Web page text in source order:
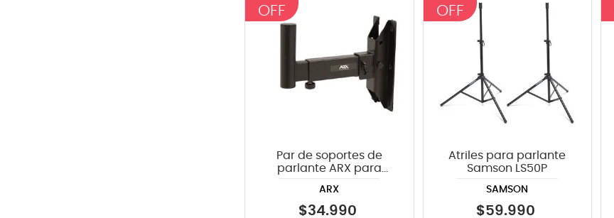
Par de soportes de
parlante ARX para
ARX
$34.990
Atriles para parlante
Samson LS50P
SAMSON
$59.990